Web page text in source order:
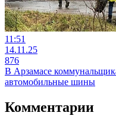
11:51
14.11.25
876
В Арзамасе
автомобильные шины
Комментарии